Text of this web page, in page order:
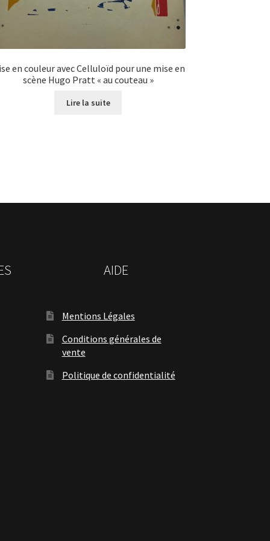
en couleur avec Celluloïd pour une mise en
scène Hugo Pratt « au couteau »
Lire la suite
AIDE
Mentions Légales
Conditions générales de
vente
Politique de confidentialité